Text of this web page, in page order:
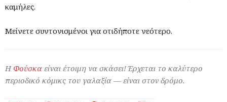
καμήλες.
Μείνετε συντονισμένοι για οτιδήποτε νεότερο.
Η Φούσκα είναι έτοιμη να σκάσει! Έρχεται το καλύτερο
περιοδικό κόμικς του γαλαξία — είναι στον δρόμο.